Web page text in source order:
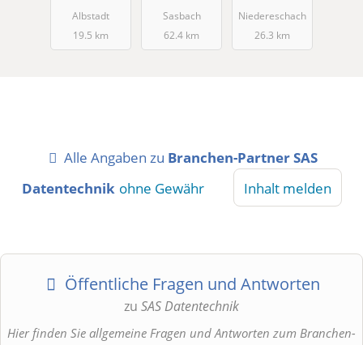
e GmbH
Albstadt
19.5 km
nik GmbH
Sasbach
62.4 km
GmbH
Niedereschach
26.3 km
Alle Angaben zu Branchen-Partner SAS
Datentechnik ohne Gewähr Inhalt melden
Öffentliche Fragen und Antworten
zu SAS Datentechnik
Hier finden Sie allgemeine Fragen und Antworten zum Branchen-